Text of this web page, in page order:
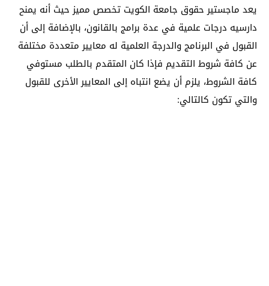
يعد ماجستير حقوق جامعة الكويت تخصص مميز حيث أنه يمنح
دارسيه درجات علمية في عدة برامج بالقانون، بالإضافة إلى أن
القبول في البرنامج والدرجة العلمية له معايير متعددة مختلفة
عن كافة شروط التقديم فإذا كان المتقدم بالطلب مستوفي
كافة الشروط، يلزم أن يضع انتباه إلى المعايير الأخرى للقبول
والتي تكون كالتالي: